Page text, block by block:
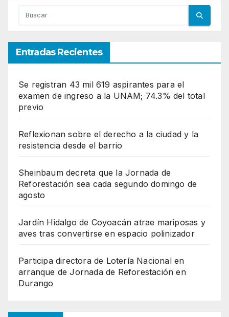
Entradas Recientes
Se registran 43 mil 619 aspirantes para el
examen de ingreso a la UNAM; 74.3% del total
previo
Reflexionan sobre el derecho a la ciudad y la
resistencia desde el barrio
Sheinbaum decreta que la Jornada de
Reforestación sea cada segundo domingo de
agosto
Jardín Hidalgo de Coyoacán atrae mariposas y
aves tras convertirse en espacio polinizador
Participa directora de Lotería Nacional en
arranque de Jornada de Reforestación en
Durango